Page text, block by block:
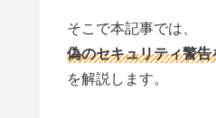
そこで本記事では、
偽のセキュリティ警
を解説します。